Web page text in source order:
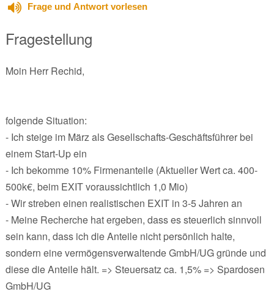
Frage und Antwort vorlesen
Fragestellung
Moin Herr Rechid,
folgende Situation:
- Ich steige im März als Gesellschafts-Geschäftsführer bei
einem Start-Up ein
- Ich bekomme 10% Firmenanteile (Aktueller Wert ca. 400-
500k€, beim EXIT voraussichtlich 1,0 Mio)
- Wir streben einen realistischen EXIT in 3-5 Jahren an
- Meine Recherche hat ergeben, dass es steuerlich sinnvoll
sein kann, dass ich die Anteile nicht persönlich halte,
sondern eine vermögensverwaltende GmbH/UG gründe und
diese die Anteile hält. => Steuersatz ca. 1,5% => Spardosen
GmbH/UG